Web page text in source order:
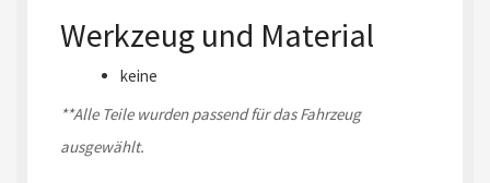
Werkzeug und Material
keine
**Alle Teile wurden passend für das Fahrzeug
ausgewählt.